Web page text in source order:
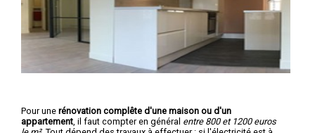
Pour une rénovation complête d'une maison ou d'un
appartement , il faut compter en général entre 800 et 1200 euros